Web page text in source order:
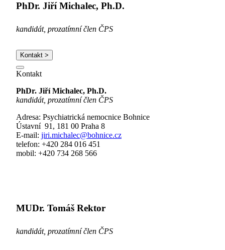
PhDr. Jiří Michalec, Ph.D.
kandidát, prozatímní člen ČPS
Kontakt >
Kontakt
PhDr. Jiří Michalec, Ph.D.
kandidát, prozatímní člen ČPS
Adresa: Psychiatrická nemocnice Bohnice
Ústavní 91, 181 00 Praha 8
E-mail: jiri.michalec@bohnice.cz
telefon: +420 284 016 451
mobil: +420 734 268 566
MUDr. Tomáš Rektor
kandidát, prozatímní člen ČPS